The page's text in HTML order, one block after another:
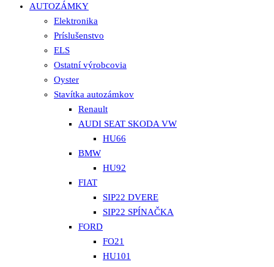
AUTOZÁMKY
Elektronika
Príslušenstvo
ELS
Ostatní výrobcovia
Oyster
Stavítka autozámkov
Renault
AUDI SEAT SKODA VW
HU66
BMW
HU92
FIAT
SIP22 DVERE
SIP22 SPÍNAČKA
FORD
FO21
HU101